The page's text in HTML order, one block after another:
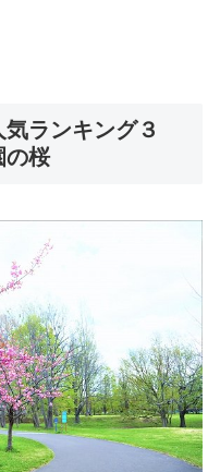
ランキング３
の桜